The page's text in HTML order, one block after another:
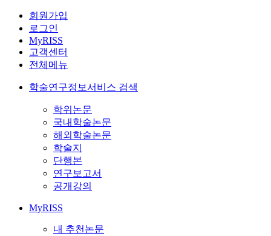
회원가입
로그인
MyRISS
고객센터
전체메뉴
학술연구정보서비스 검색
학위논문
국내학술논문
해외학술논문
학술지
단행본
연구보고서
공개강의
MyRISS
내 추천논문